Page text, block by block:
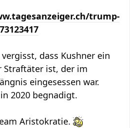
trump-
dass Kushner ein
Straftäter ist, der im
eingesessen war.
2020 begnadigt.
Aristokratie.